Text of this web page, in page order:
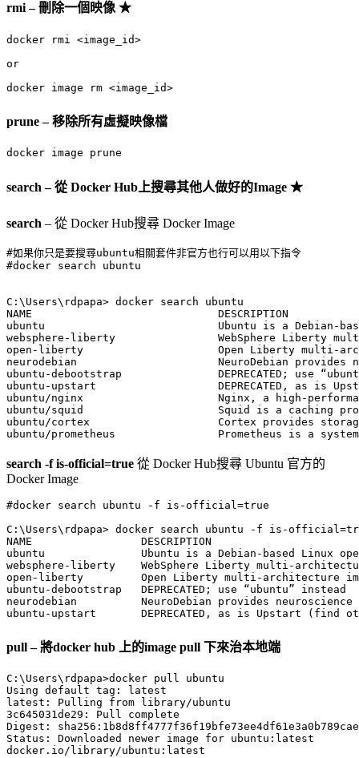
rmi – 刪除一個映像 ★
docker rmi <image_id>
or
docker image rm <image_id>
prune – 移除所有虛擬映像檔
docker image prune
search – 從 Docker Hub上搜尋其他人做好的Image ★
search – 從 Docker Hub搜尋 Docker Image
#如果你只是要搜尋ubuntu相關套件非官方也行可以用以下指令
#docker search ubuntu
C:\Users\rdpapa> docker search ubuntu
NAME                             DESCRIPTION
ubuntu                           Ubuntu is a Debian-
websphere-liberty                WebSphere Liberty
open-liberty                     Open Liberty multi-
neurodebian                      NeuroDebian provides
ubuntu-debootstrap               DEPRECATED; use
ubuntu-upstart                   DEPRECATED, as is
ubuntu/nginx                     Nginx, a high-
ubuntu/squid                     Squid is a caching
ubuntu/cortex                    Cortex provides storage
search -f is-official=true 從 Docker Hub搜尋 Ubuntu 官方的
Docker Image
#docker search ubuntu -f is-official=true
C:\Users\rdpapa> docker search ubuntu -f is-
NAME                 DESCRIPTION
ubuntu               Ubuntu is a Debian-based Linux
websphere-liberty    WebSphere Liberty multi-
open-liberty         Open Liberty multi-architecture
ubuntu-debootstrap   DEPRECATED; use “ubuntu”
neurodebian          NeuroDebian provides
pull – 將docker hub 上的image pull 下來治本地端
C:\Users\rdpapa>docker pull ubuntu
Using default tag: latest
latest: Pulling from library/ubuntu
3c645031de29: Pull complete
Digest:
Status: Downloaded newer image for ubuntu:latest
docker.io/library/ubuntu:latest